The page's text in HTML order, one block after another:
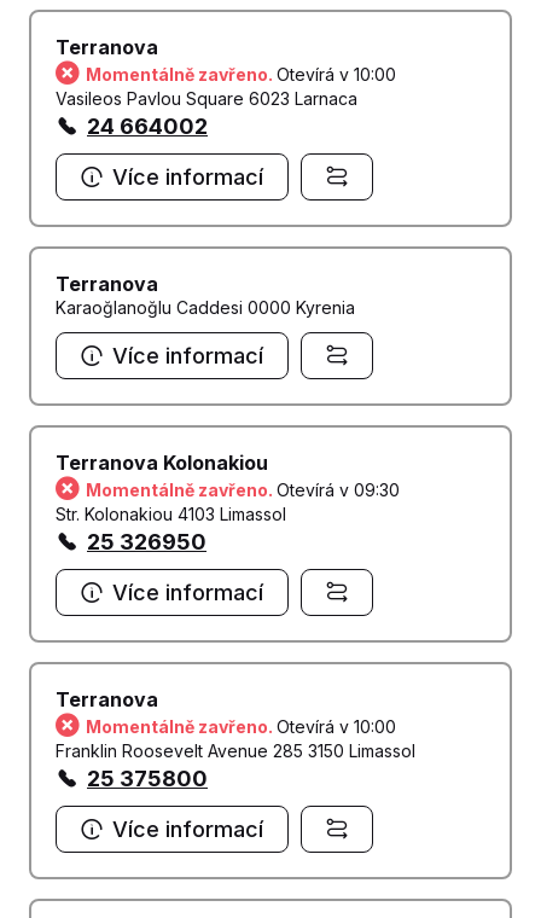
Terranova
Momentálně zavřeno. Otevírá v 10:00
Vasileos Pavlou Square 6023 Larnaca
24 664002
Více informací
Terranova
Karaoğlanoğlu Caddesi 0000 Kyrenia
Více informací
Terranova Kolonakiou
Momentálně zavřeno. Otevírá v 09:30
Str. Kolonakiou 4103 Limassol
25 326950
Více informací
Terranova
Momentálně zavřeno. Otevírá v 10:00
Franklin Roosevelt Avenue 285 3150 Limassol
25 375800
Více informací